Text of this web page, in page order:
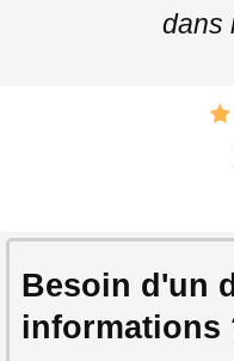
dans
Besoin d'un
informations